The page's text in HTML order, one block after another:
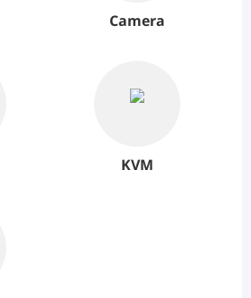
Camera
KVM